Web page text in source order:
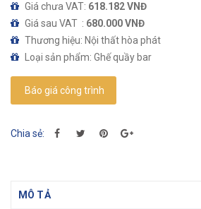
Giá chưa VAT: 618.182 VNĐ
Giá sau VAT : 680.000 VNĐ
Thương hiệu: Nội thất hòa phát
Loại sản phẩm: Ghế quầy bar
Báo giá công trình
Chia sẻ:
MÔ TẢ